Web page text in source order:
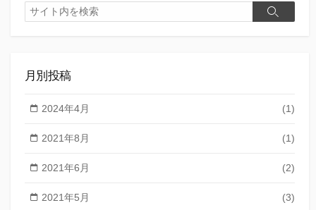
検
索
検
月別投稿
2024年4月 (1)
2021年8月 (1)
2021年6月 (2)
2021年5月 (3)